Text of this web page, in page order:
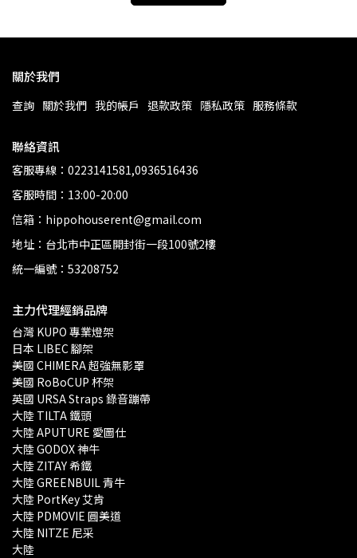
關於我們
查詢 關於我們 我的帳戶 退款政策 隱私政策 服務條款
聯絡資訊
客服專線：0223141581,0936516436
客服時間：13:00-20:00
信箱：hippohouserent@gmail.com
地址：台北市中正區開封街一段100號2樓
統一編號：53208752
主力代理經銷品牌
台灣 KUPO 專業燈架
日本 LIBEC 腳架
美國 CHIMERA 超強無影罩
美國 RoBoCUP 杯架
英國 URSA Straps 錄音蹦帶
大陸 TILTA 鐵頭
大陸 APUTURE 愛圖仕
大陸 GODOX 神牛
大陸 ZITAY 希鐵
大陸 GREENBUIL 青牛
大陸 PortKey 艾肯
大陸 PDMOVIE 圓美道
大陸 NITZE 尼采
大陸